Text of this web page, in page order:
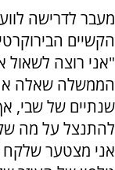
מעבר לדרישה
הקשיים
"אני רוצה לשאול
הממשלה שאלה
שנתיים של שבי,
להתנצל על מה
אני מצטער שלקח